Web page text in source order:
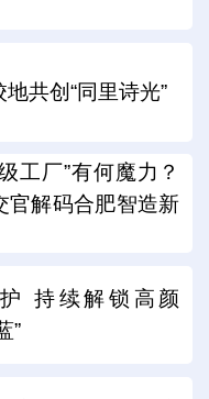
共创“同里诗光”
工厂”有何魔力？
官解码合肥智造新
持续解锁高颜
”